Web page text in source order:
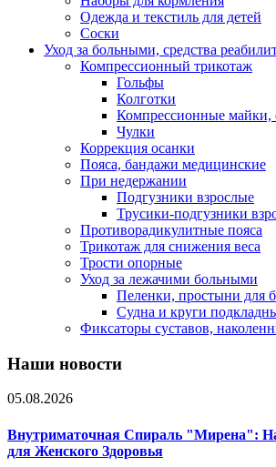
Одежда и текстиль для детей
Соски
Уход за больными, средства
Компрессионный трикотаж
Гольфы
Колготки
Компрессионные
Чулки
Коррекция осанки
Пояса, бандажи медицинские
При недержании
Подгузники взрослые
Трусики-подгузники
Противорадикулитные пояса
Трикотаж для снижения веса
Трости опорные
Уход за лежачими больными
Пеленки, простыни для
Судна и круги
Фиксаторы суставов,
Наши новости
05.08.2026
Внутриматочная Спираль "Мирена":
для Женского Здоровья